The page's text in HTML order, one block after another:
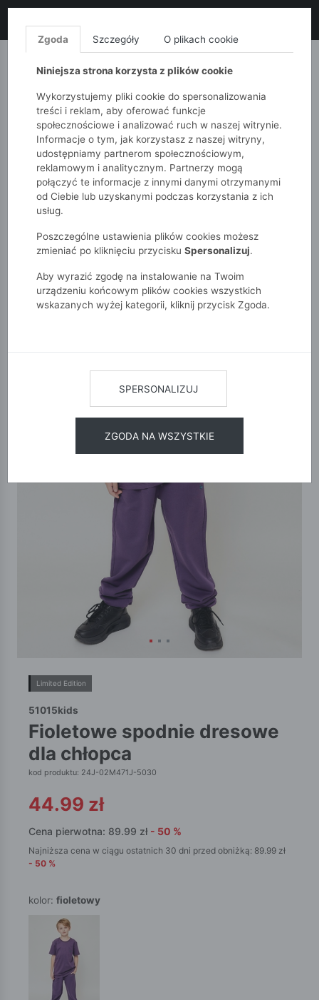
MONNARI QUIOSQUE
51015kids
Chłopcy 7-12 lat
Fioletowe spodnie dresowe dla chłopca
Limited Edition
51015kids
fioletowe spodnie dresowe
dla chłopca
kod produktu: 24J-02M471J-5030
44.99 zł
Cena pierwotna: 89.99 zł - 50 %
Najniższa cena w ciągu ostatnich 30 dni przed obniżką: 89.99 zł
- 50 %
kolor: fioletowy
Zgoda Szczegóły O plikach cookie
Niniejsza strona korzysta z plików cookie
Wykorzystujemy pliki cookie do spersonalizowania
treści i reklam, aby oferować funkcje
społecznościowe i analizować ruch w naszej witrynie.
Informacje o tym, jak korzystasz z naszej witryny,
udostępniamy partnerom społecznościowym,
reklamowym i analitycznym. Partnerzy mogą
połączyć te informacje z innymi danymi otrzymanymi
od Ciebie lub uzyskanymi podczas korzystania z ich
usług.
Poszczególne ustawienia plików cookies możesz
zmieniać po kliknięciu przycisku Spersonalizuj.
Aby wyrazić zgodę na instalowanie na Twoim
urządzeniu końcowym plików cookies wszystkich
wskazanych wyżej kategorii, kliknij przycisk Zgoda.
SPERSONALIZUJ
ZGODA NA WSZYSTKIE